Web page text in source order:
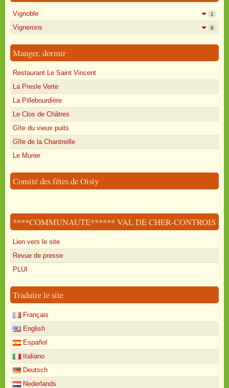
Vignoble 1
Vignerons 8
Manger, dormir
Restaurant Le Saint Vincent
La Presle Verte
La Pillebourdière
Le Clos de Châtres
Gîte du vieux puits
Gîte de la Chantreille
Le Murier
Comité des fêtes de Oisly
****COMMUNAUTE****** VAL DE CHER-CONTROIS
Lien vers le site
Revue de presse
PLUI
Traduire le site
Français
English
Español
Italiano
Deutsch
Nederlands